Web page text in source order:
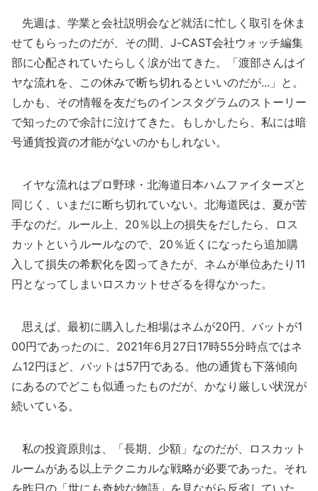
先週は、学業と会社説明会など就活に忙しく取引を休ま
せてもらったのだが、その間、J-CAST会社ウォッチ編集
部に心配されていたらしく涙が出てきた。「渡部さんはイ
ヤな流れを、この休みで断ち切れるといいのだが...」と。
しかも、その情報を友だちのインスタグラムのストーリー
で知ったので余計に泣けてきた。もしかしたら、私には暗
号通貨投資の才能がないのかもしれない。
イヤな流れはプロ野球・北海道日本ハムファイターズと
同じく、いまだに断ち切れていない。北海道民は、夏が苦
手なのだ。ルール上、20％以上の損失をだしたら、ロス
カットというルールなので、20％近くになったら追加購
入して損失の希釈化を図ってきたが、ネムが単位あたり11
円となってしまいロスカットせざるを得なかった。
思えば、最初に購入した相場はネムが20円、バットが1
00円であったのに、2021年6月27日17時55分時点ではネ
ム12円ほど、バットは57円である。他の通貨も下落傾向
にあるのでどこも似通ったものだが、かなり厳しい状況が
続いている。
私の投資原則は、「長期、少額」なのだが、ロスカット
ルームがある以上テクニカルな戦略が必要であった。それ
を昨日の「世にも奇妙な物語」を見ながら反省していた